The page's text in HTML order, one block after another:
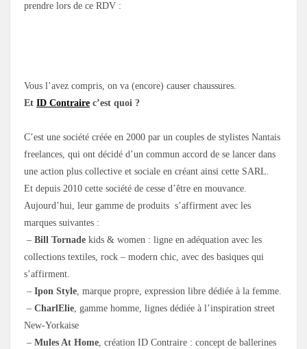
prendre lors de ce RDV :
Vous l’avez compris, on va (encore) causer chaussures.
Et ID Contraire c’est quoi ?
C’est une société créée en 2000 par un couples de stylistes Nantais
freelances, qui ont décidé d’un commun accord de se lancer dans
une action plus collective et sociale en créant ainsi cette SARL.
Et depuis 2010 cette société de cesse d’être en mouvance.
Aujourd’hui, leur gamme de produits s’affirment avec les
marques suivantes :
– Bill Tornade kids & women : ligne en adéquation avec les
collections textiles, rock – modern chic, avec des basiques qui
s’affirment.
– Ipon Style, marque propre, expression libre dédiée à la femme.
– CharlElie, gamme homme, lignes dédiée à l’inspiration street
New-Yorkaise
– Mules At Home, création ID Contraire : concept de ballerines